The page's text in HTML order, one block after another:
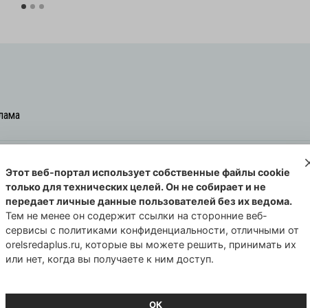
cреда-плюс, 2021-2026
от 29 октября 2013 г.
службы по надзору в сфере
коммуникаций по Орловской
Этот веб-портал использует собственные файлы cookie
только для технических целей. Он не собирает и не
передает личные данные пользователей без их ведома.
Тем не менее он содержит ссылки на сторонние веб-
сервисы с политиками конфиденциальности, отличными от
orelsredaplus.ru, которые вы можете решить, принимать их
или нет, когда вы получаете к ним доступ.
ОК